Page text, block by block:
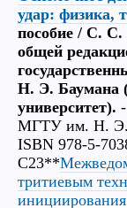
удар: физика,
пособие / С. С.
общей
Н. Э. Баумана
университет).
МГТУ им. Н. Э.
ISBN 978-5-
С23**
тритиевым